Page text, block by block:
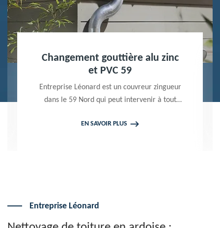
Nettoyage terrasse et pavé 59
Peintre professionnel dans le 59 Nord,
Entreprise Léonard utilise des produits de
pavé. Propose un devis gratuit qui ne vous
EN SAVOIR PLUS
Entreprise Léonard